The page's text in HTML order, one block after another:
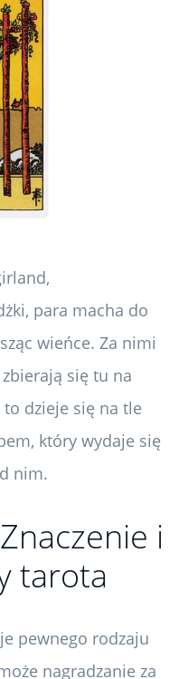
para macha do
wieńce. Za nimi
się tu na
dzieje się na tle
który wydaje się
nim.
i
tarota
pewnego rodzaju
nagradzanie za